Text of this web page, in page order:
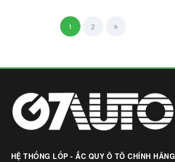
1 2
HỆ THỐNG LỐP - ẮC QUY Ô TÔ CHÍNH HÃNG